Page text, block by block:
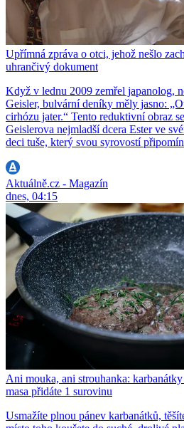
Upřímná zpráva o otci, jehož nešlo
uhrančivý dokument
Když v lednu 2009 zemřel japanolog,
Geisler, bulvární deníky měly jasno:
cirhózu jater.“ Tento reduktivní obraz
Geislerova nejmladší dcera Ester ve
deci tuše, který svou syrovostí
Aktuálně.cz - Magazín
dnes, 04:15
Ani mouka, ani strouhanka:
masa přidáte 1 surovinu
Usmažíte plnou pánev karbanátků,